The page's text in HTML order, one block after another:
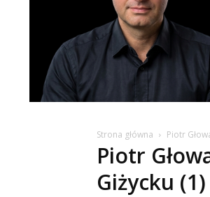
Strona główna Piotr
Piotr
Giżycku (1)